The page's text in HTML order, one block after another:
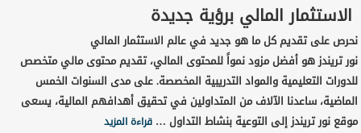
الاستثمار المالي برؤية جديدة
نحرص على تقديم كل ما هو جديد في عالم الاستثمار المالي
نور تريندز هو أفضل مزود نمواً للمحتوى المالي، تقديم محتوى مالي متخصص
للدورات التعليمية والمواد التدريبية المخصصة. على مدى السنوات الخمس
الماضية، ساعدنا الآلاف من المتداولين في تحقيق أهدافهم المالية، يسعى
موقع نور تريندز إلى التوعية بنشاط التداول …قراءة المزيد